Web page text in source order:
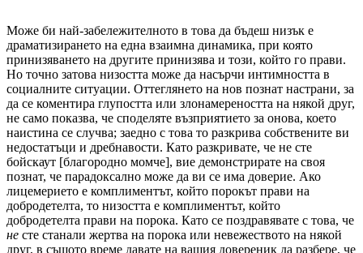
Може би най-забележителното в това да бъдеш низък е
драматизирането на една взаимна динамика, при която
принизяването на другите принизява и този, който го прави.
Но точно затова низостта може да насърчи интимността в
социалните ситуации. Оттеглянето на нов познат настрани, за
да се коментира глупостта или злонамереността на някой друг,
не само показва, че споделяте възприятието за онова, което
наистина се случва; заедно с това то разкрива собствените ви
недостатъци и дребнавости. Като разкривате, че не сте
бойскаут [благородно момче], вие демонстрирате на своя
познат, че парадоксално може да ви се има доверие. Ако
лицемерието е комплиментът, който порокът прави на
добродетелта, то низостта е комплиментът, който
добродетелта прави на порока. Като се поздравявате с това, че
не сте станали жертва на порока или невежеството на някой
друг, в същото време давате на вашия довереник да разбере, че